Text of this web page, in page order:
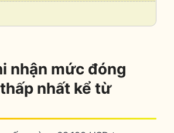
nhận mức đóng
nhất kể từ